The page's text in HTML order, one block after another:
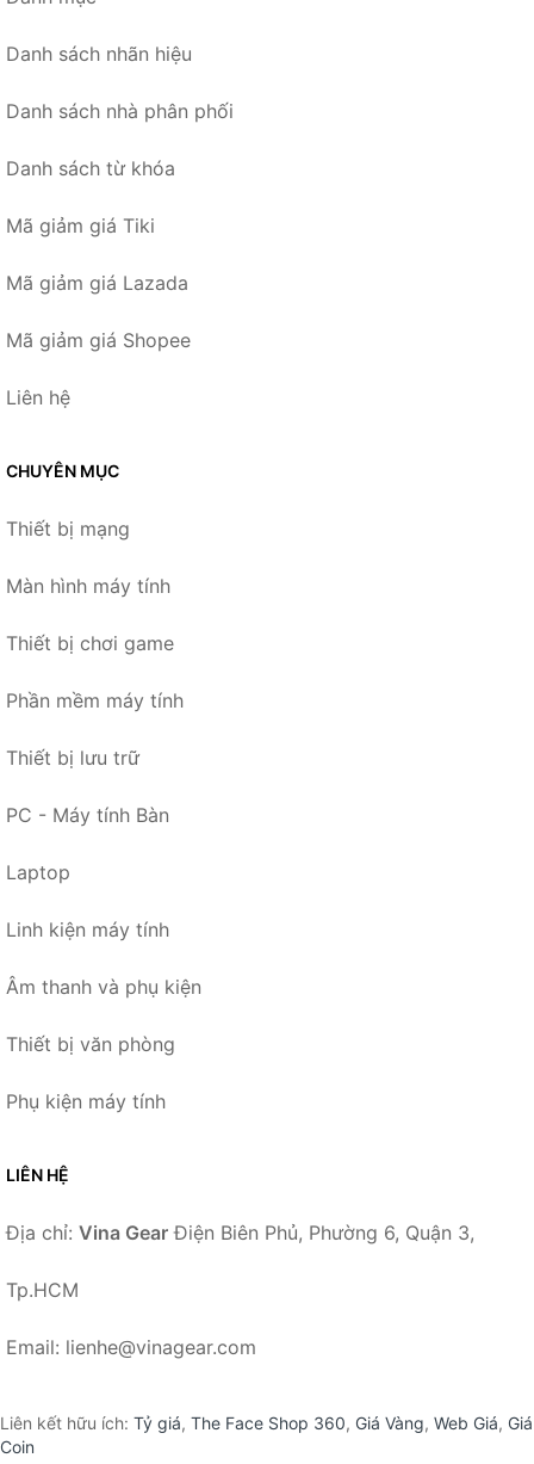
Danh sách nhãn hiệu
Danh sách nhà phân phối
Danh sách từ khóa
Mã giảm giá Tiki
Mã giảm giá Lazada
Mã giảm giá Shopee
Liên hệ
CHUYÊN MỤC
Thiết bị mạng
Màn hình máy tính
Thiết bị chơi game
Phần mềm máy tính
Thiết bị lưu trữ
PC - Máy tính Bàn
Laptop
Linh kiện máy tính
Âm thanh và phụ kiện
Thiết bị văn phòng
Phụ kiện máy tính
LIÊN HỆ
Địa chỉ: Vina Gear Điện Biên Phủ, Phường 6, Quận 3,
Tp.HCM
Email: lienhe@vinagear.com
Liên kết hữu ích: Tỷ giá, The Face Shop 360, Giá Vàng, Web Giá, Giá
Coin